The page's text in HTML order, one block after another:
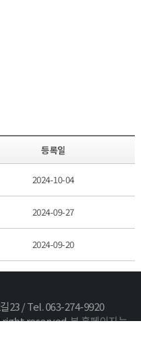
등록일
2024-10-04
2024-09-27
2024-09-20
23 / Tel. 063-274-9920
right reserved.본 홈페이지는